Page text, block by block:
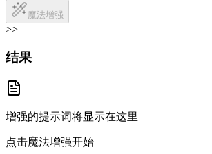
魔法增强
>>
结果
增强的提示词将显示在这里
点击魔法增强开始